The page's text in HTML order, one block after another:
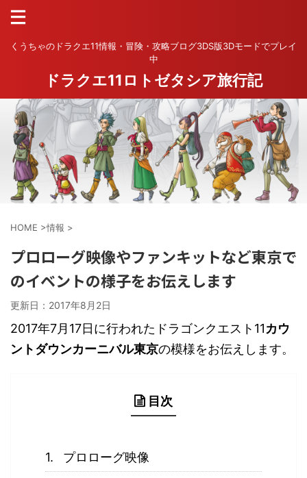
くうちゃのドラクエ11情報・冒険・攻略ブログ3DS版3Dモードでプレイ
中
ドラクエ11ロトゼタシア旅行記
HOME >情報 >
プロローグ映像やファンキットなど東京で
のイベントの様子をお伝えします
更新日： 2017年8月2日
2017年7月17日に行われたドラゴンクエスト11カウ
ントダウンカーニバル東京の模様をお伝えします。
目次
プロローグ映像